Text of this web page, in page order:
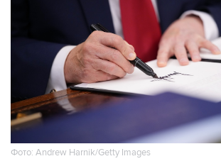
Фото: Andrew Harnik/Getty Images